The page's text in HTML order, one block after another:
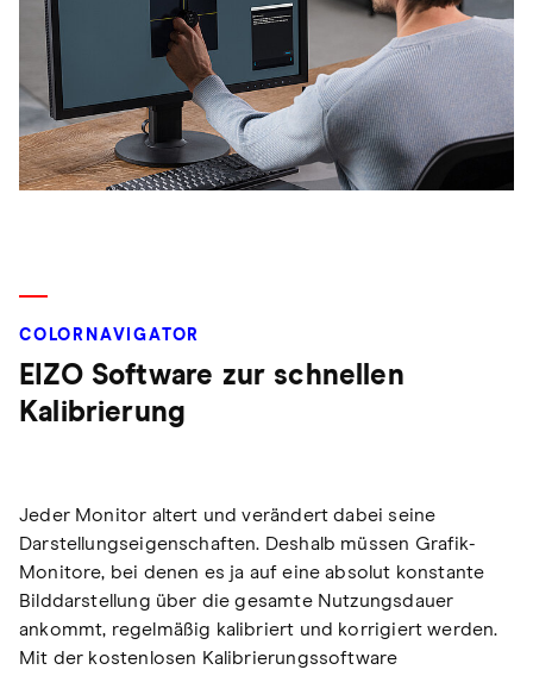
COLORNAVIGATOR
EIZO Software zur schnellen
Kalibrierung
Jeder Monitor altert und verändert dabei seine
Darstellungseigenschaften. Deshalb müssen Grafik-
Monitore, bei denen es ja auf eine absolut konstante
Bilddarstellung über die gesamte Nutzungsdauer
ankommt, regelmäßig kalibriert und korrigiert werden.
Mit der kostenlosen Kalibrierungssoftware